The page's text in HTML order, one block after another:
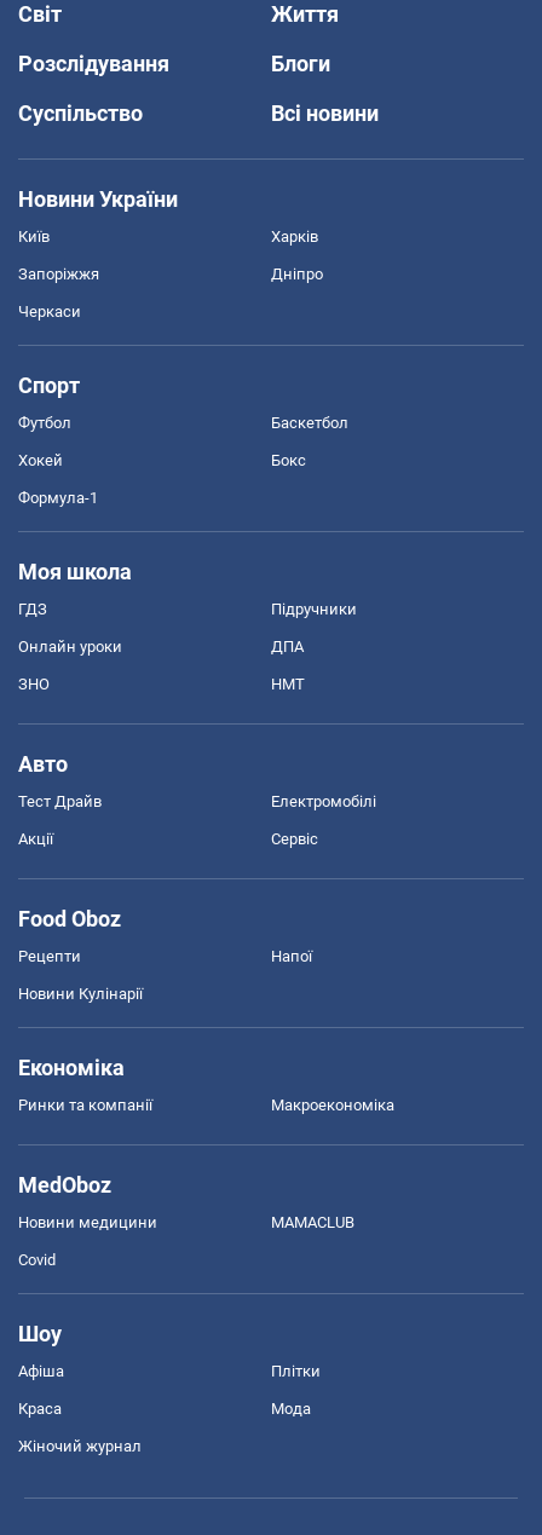
Світ
Життя
Розслідування
Блоги
Суспільство
Всі новини
Новини України
Київ Харків
Запоріжжя Дніпро
Черкаси
Спорт
Футбол Баскетбол
Хокей Бокс
Формула-1
Моя школа
ГДЗ Підручники
Онлайн уроки ДПА
ЗНО НМТ
Авто
Тест Драйв Електромобілі
Акції Сервіс
Food Oboz
Рецепти Напої
Новини Кулінарії
Економіка
Ринки та компанії Макроекономіка
MedOboz
Новини медицини MAMACLUB
Covid
Шоу
Афіша Плітки
Краса Мода
Жіночий журнал